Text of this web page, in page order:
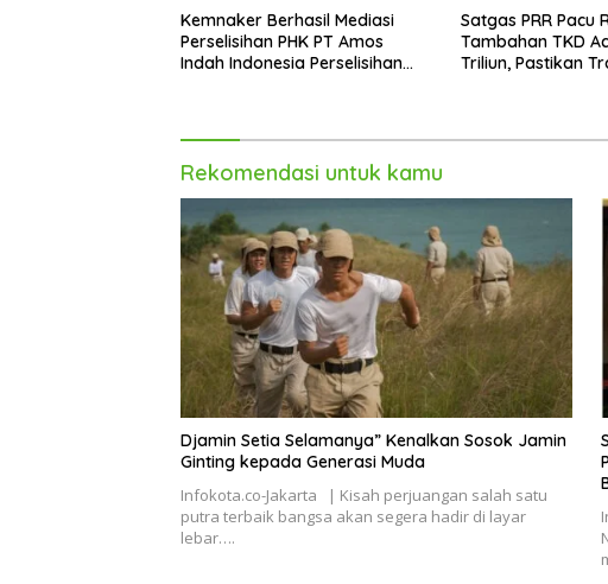
Kemnaker Berhasil Mediasi
Perselisihan PHK PT Amos
Indah Indonesia Perselisihan
Satgas PRR Pacu
Tambahan TKD
Triliun, Pastikan
Rekomendasi untuk kamu
Djamin Setia Selamanya” Kenalkan Sosok Jamin
Ginting kepada Generasi Muda
Infokota.co-Jakarta | Kisah perjuangan salah satu
putra terbaik bangsa akan segera hadir di layar
lebar….